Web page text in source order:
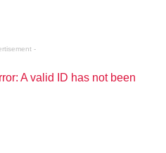
-
A valid ID has not been